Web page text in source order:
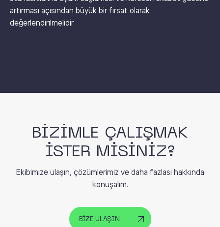
artırması açısından büyük bir fırsat olarak
değerlendirilmelidir.
BİZİMLE ÇALIŞMAK
İSTER MİSİNİZ?
Ekibimize ulaşın, çözümlerimiz ve daha fazlası hakkında
konuşalım.
BİZE ULAŞIN